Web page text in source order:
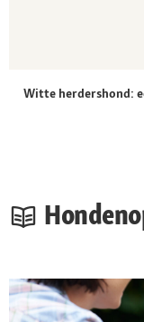
Witte herdershond: